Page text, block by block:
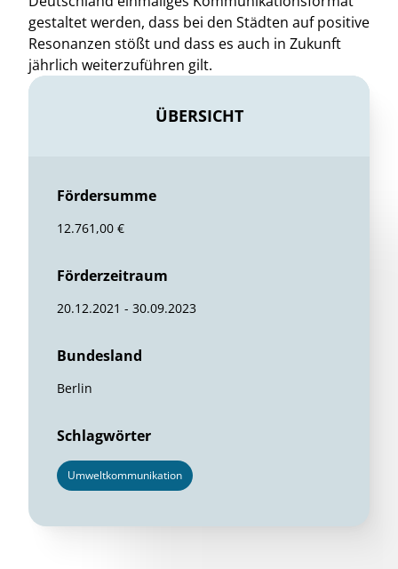
gestaltet werden, dass bei den Städten auf positive
Resonanzen stößt und dass es auch in Zukunft
jährlich weiterzuführen gilt.
ÜBERSICHT
Fördersumme
12.761,00 €
Förderzeitraum
20.12.2021 - 30.09.2023
Bundesland
Berlin
Schlagwörter
Umweltkommunikation